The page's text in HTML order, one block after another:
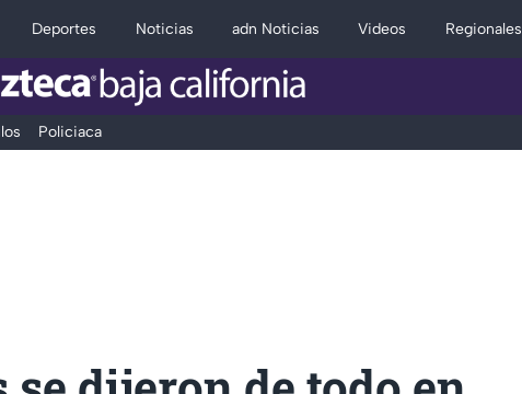
Deportes Noticias adn Noticias Videos Regionales
Policiaca